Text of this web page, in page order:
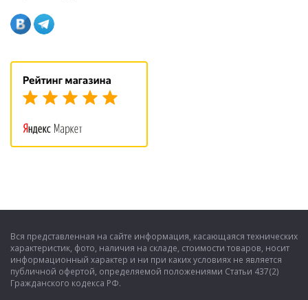
Вся представленная на сайте информация, касающаяся технических
характеристик, фото, наличия на складе, стоимости товаров, носит
информационный характер и ни при каких условиях не является
публичной офертой, определяемой положениями Статьи 437(2)
Гражданского кодекса РФ.